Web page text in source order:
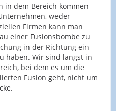
in dem Bereich kommen
weder
Firmen kann man
einer Fusionsbombe zu
in der Richtung ein
haben. Wir sind längst in
bei dem es um die
Fusion geht, nicht um